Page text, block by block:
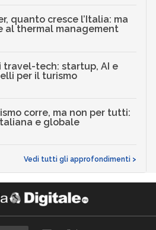
quanto cresce l’Italia: ma
al thermal management
travel-tech: startup, AI e
per il turismo
corre, ma non per tutti:
e globale
Vedi tutti gli approfondimenti >